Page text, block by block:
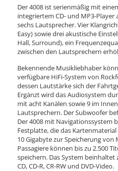
Der 4008 ist serienmäßig mit
integriertem CD- und MP3-
sechs Lautsprecher. Vier
Easy) sowie drei akustische
Hall, Surround), ein
zwischen den Lautsprechern
Bekennende Musikliebhaber
verfügbare HiFi-System von
dessen Lautstärke sich der
Ergänzt wird das Audiosystem
mit acht Kanälen sowie 9 im
Lautsprechern. Der Subwoofer
Der 4008 mit Navigationssystem
Festplatte, die das
10 Gigabyte zur Speicherung
Passagiere können bis zu 2.500
speichern. Das System beinhaltet
CD, CD-R, CR-RW und DVD-Video.